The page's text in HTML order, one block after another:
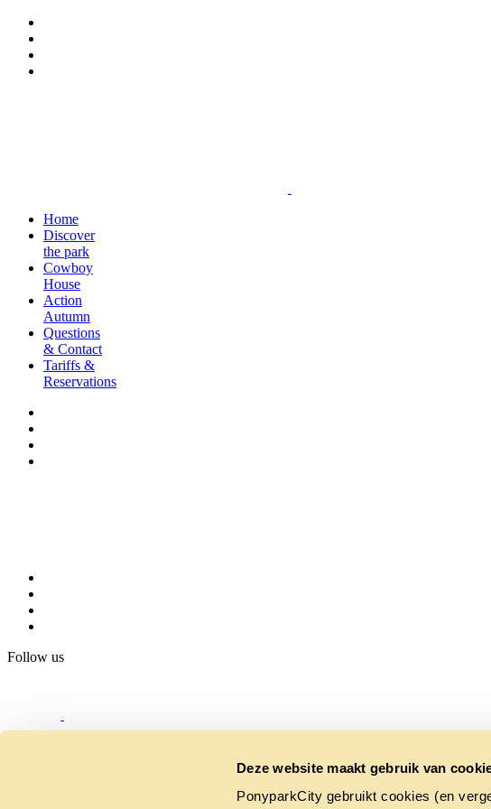
Deze website maakt gebruik van
PonyparkCity gebruikt cookies (en
Home
Discover
the park
Cowboy
House
Action
Autumn
Questions
& Contact
Tariffs &
Reservations
Follow us